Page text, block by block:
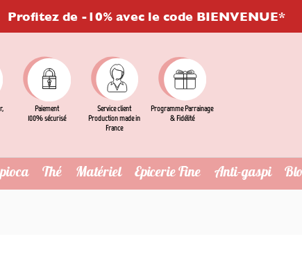
Profitez de -10% avec le code BIENVENUE*
Paiement
100% sécurisé
Service client
Production made in
France
Programme Parrainage
& Fidélité
Thé Matériel Epicerie Fine Anti-gaspi